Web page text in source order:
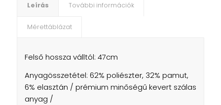
Leírás További információk
Mérettáblázat
Felső hossza válltól: 47cm
Anyagösszetétel: 62% poliészter, 32% pamut,
6% elasztán / prémium minőségű kevert szálas
anyag /